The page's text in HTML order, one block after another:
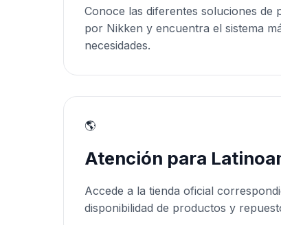
Conoce las diferentes soluciones de
por Nikken y encuentra el sistema
necesidades.
🌎
Atención para
Accede a la tienda oficial
disponibilidad de productos y